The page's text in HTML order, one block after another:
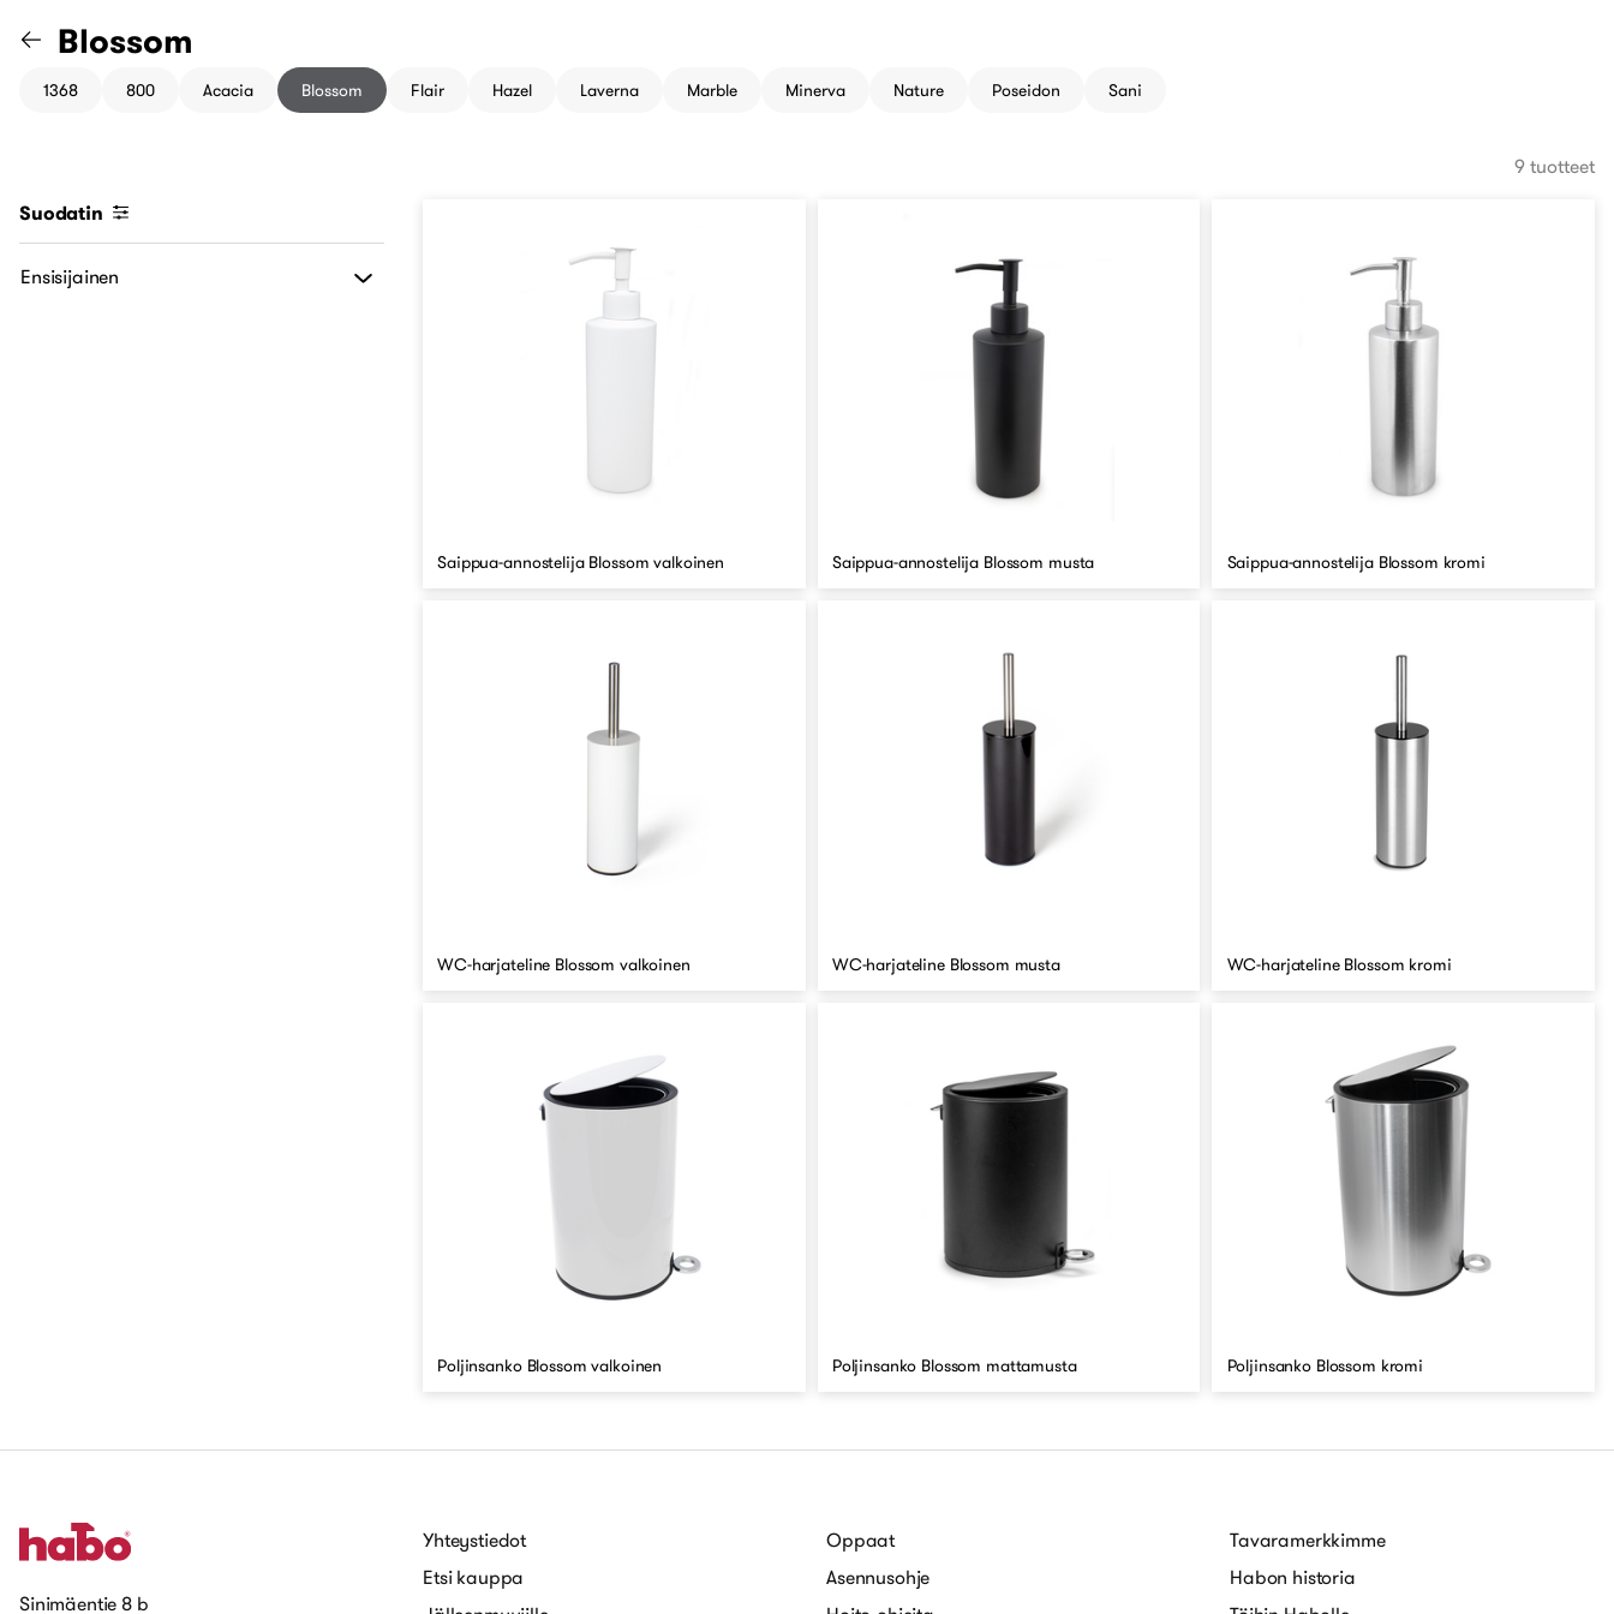
Siirry "Kylpyhuonesarjat" kategoriaan
Blossom
1368 800 Acacia Blossom Flair Hazel Laverna Marble Minerva Nature Poseidon Sani
9 tuotteet
Suodatin
Ensisijainen
Saippua-annostelija Blossom valkoinen Saippua-annostelija Blossom musta Saippua-annostelija Blossom kromi
WC-harjateline Blossom valkoinen WC-harjateline Blossom musta WC-harjateline Blossom kromi
Poljinsanko Blossom valkoinen Poljinsanko Blossom mattamusta Poljinsanko Blossom kromi
Sinimäentie 8 b
Yhteystiedot
Etsi kauppa
Oppaat
Asennusohje
Tavaramerkkimme
Habon historia